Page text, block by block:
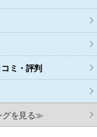
ミ・評判
グを見る≫